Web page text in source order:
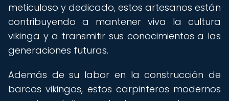
meticuloso y dedicado, estos artesanos están
contribuyendo a mantener viva la cultura
vikinga y a transmitir sus conocimientos a las
generaciones futuras.
Además de su labor en la construcción de
barcos vikingos, estos carpinteros modernos